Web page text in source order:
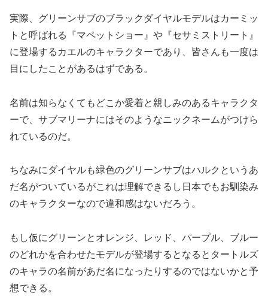
実際、グリーンサブのブラックダイヤルモデルはカーミッ
トと呼ばれる『マペットショー』や『セサミストリート』
に登場するカエルのキャラクターであり、皆さんも一度は
目にしたことがあるはずである。
名前は知らなくてもどこか愛着と親しみのあるキャラクタ
ーで、サブマリーナにはそのようなニックネームがつけら
れているのだ。
ちなみにダイヤルも緑色のグリーンサブはハルクというあ
だ名がついているがこれは理解できるし日本でもお馴染み
のキャラクターなので違和感はないだろう。
もし仮にグリーンとオレンジ、レッド、パープル、ブルー
のどれかを合わせたモデルが登場するとなるとタートルズ
のキャラの名前があだ名になったりするのではないかと予
想できる。